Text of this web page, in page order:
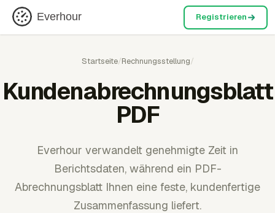
Everhour Registrieren
Startseite/Rechnungsstellung/
Kundenabrechnungsblatt
PDF
Everhour verwandelt genehmigte Zeit in
Berichtsdaten, während ein PDF-
Abrechnungsblatt Ihnen eine feste, kundenfertige
Zusammenfassung liefert.